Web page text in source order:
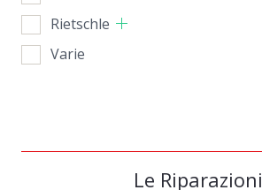
Rietschle
Varie
Le Riparazioni